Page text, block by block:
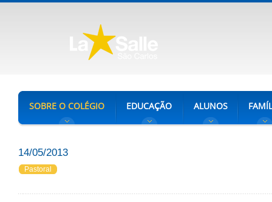
SOBRE O COLÉGIO EDUCAÇÃO ALUNOS
14/05/2013
Pastoral